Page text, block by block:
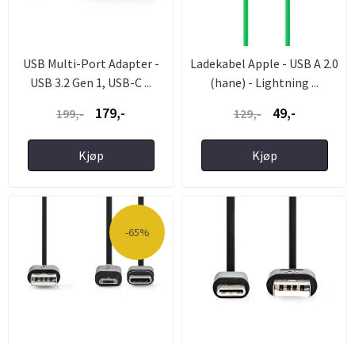
USB Multi-Port Adapter -
USB 3.2 Gen 1, USB-C ...
199,-
179,-
Kjøp
Ladekabel Apple - USB A 2.0
(hane) - Lightning ...
129,-
49,-
Kjøp
-65%